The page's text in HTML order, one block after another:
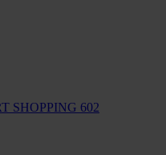
SHOPPING 602